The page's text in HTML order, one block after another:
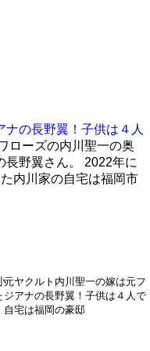
の長野翼！子供は４人
ローズの内川聖一の奥
長野翼さん。 2022年に
内川家の自宅は福岡市
元ヤクルト内川聖一の嫁は元フ
ジアナの長野翼！子供は４人で
自宅は福岡の豪邸